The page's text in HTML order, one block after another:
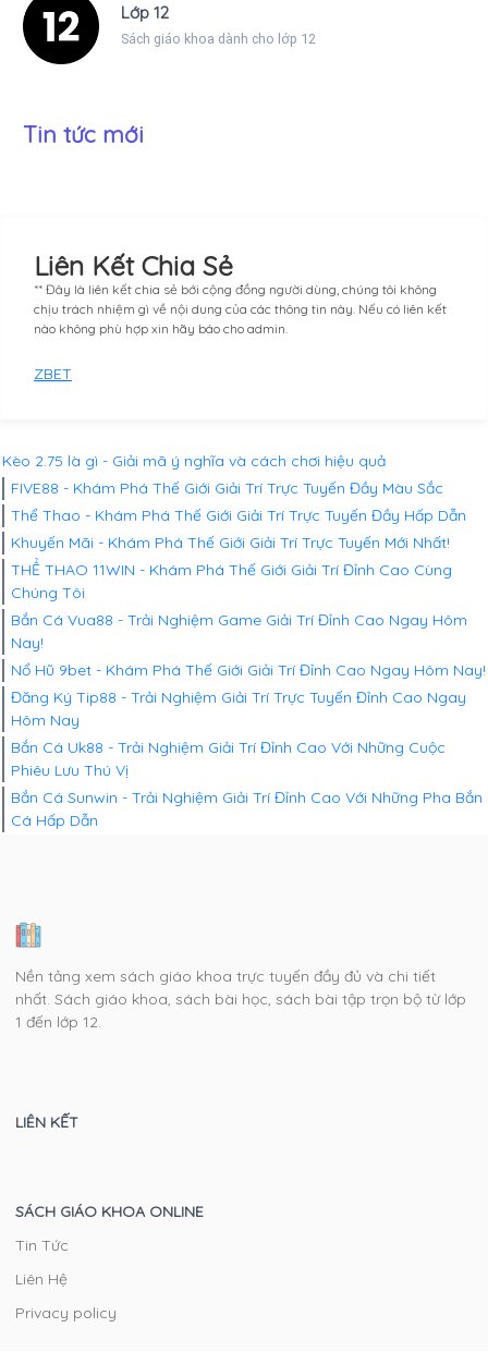
Lớp 12
Sách giáo khoa dành cho lớp 12
Tin tức mới
Liên Kết Chia Sẻ
** Đây là liên kết chia sẻ bới cộng đồng người dùng, chúng tôi không
chịu trách nhiệm gì về nội dung của các thông tin này. Nếu có liên kết
nào không phù hợp xin hãy báo cho admin.
ZBET
Kèo 2.75 là gì - Giải mã ý nghĩa và cách chơi hiệu quả
FIVE88 - Khám Phá Thế Giới Giải Trí Trực Tuyến Đầy Màu Sắc
Thể Thao - Khám Phá Thế Giới Giải Trí Trực Tuyến Đầy Hấp Dẫn
Khuyến Mãi - Khám Phá Thế Giới Giải Trí Trực Tuyến Mới Nhất!
THỂ THAO 11WIN - Khám Phá Thế Giới Giải Trí Đỉnh Cao Cùng
Chúng Tôi
Bắn Cá Vua88 - Trải Nghiệm Game Giải Trí Đỉnh Cao Ngay Hôm
Nay!
Nổ Hũ 9bet - Khám Phá Thế Giới Giải Trí Đỉnh Cao Ngay Hôm Nay!
Đăng Ký Tip88 - Trải Nghiệm Giải Trí Trực Tuyến Đỉnh Cao Ngay
Hôm Nay
Bắn Cá Uk88 - Trải Nghiệm Giải Trí Đỉnh Cao Với Những Cuộc
Phiêu Lưu Thú Vị
Bắn Cá Sunwin - Trải Nghiệm Giải Trí Đỉnh Cao Với Những Pha Bắn
Cá Hấp Dẫn
Nền tảng xem sách giáo khoa trực tuyến đầy đủ và chi tiết
nhất. Sách giáo khoa, sách bài học, sách bài tập trọn bộ từ lớp
1 đến lớp 12.
LIÊN KẾT
SÁCH GIÁO KHOA ONLINE
Tin Tức
Liên Hệ
Privacy policy